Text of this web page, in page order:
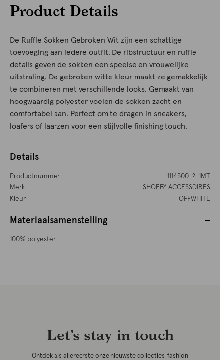
Product Details
De Ruffle Sokken Gebroken Wit zijn een schattige
toevoeging aan iedere outfit. De ribstructuur en ruffle
details geven de sokken een speelse en vrouwelijke
uitstraling. De gebroken witte kleur maakt ze gemakkelijk
te combineren met verschillende looks. Gemaakt van
hoogwaardig polyester voelen de sokken zacht en
comfortabel aan. Perfect om te dragen in sneakers,
loafers of laarzen voor een stijlvolle finishing touch.
Details
Productnummer
1114500-2-1MT
Merk
SHOEBY ACCESSOIRES
Kleur
OFFWHITE
Materiaalsamenstelling
100% polyester
Let’s stay in touch
Ontdek als allereerste onze nieuwste collecties, fashion